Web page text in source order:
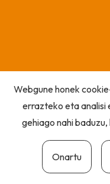
Webgune honek
errazteko eta
gehiago nahi
Onartu